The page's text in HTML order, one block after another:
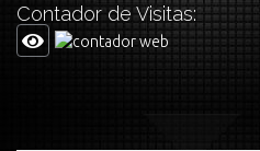
Contador de Visitas: